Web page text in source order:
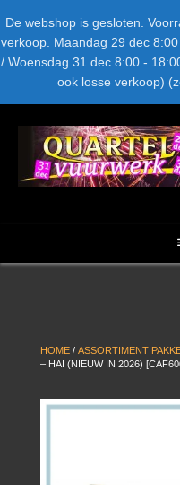
De webshop is gesloten.
verkoop. Maandag 29 dec
/ Woensdag 31 dec 8:00 -
ook losse verkoop)
naar
inhoud
LEVERANCIERS TYPE
NIEUW DIT JAAR
HOME / ASSORTIMENT
– HAI (NIEUW IN 2026)